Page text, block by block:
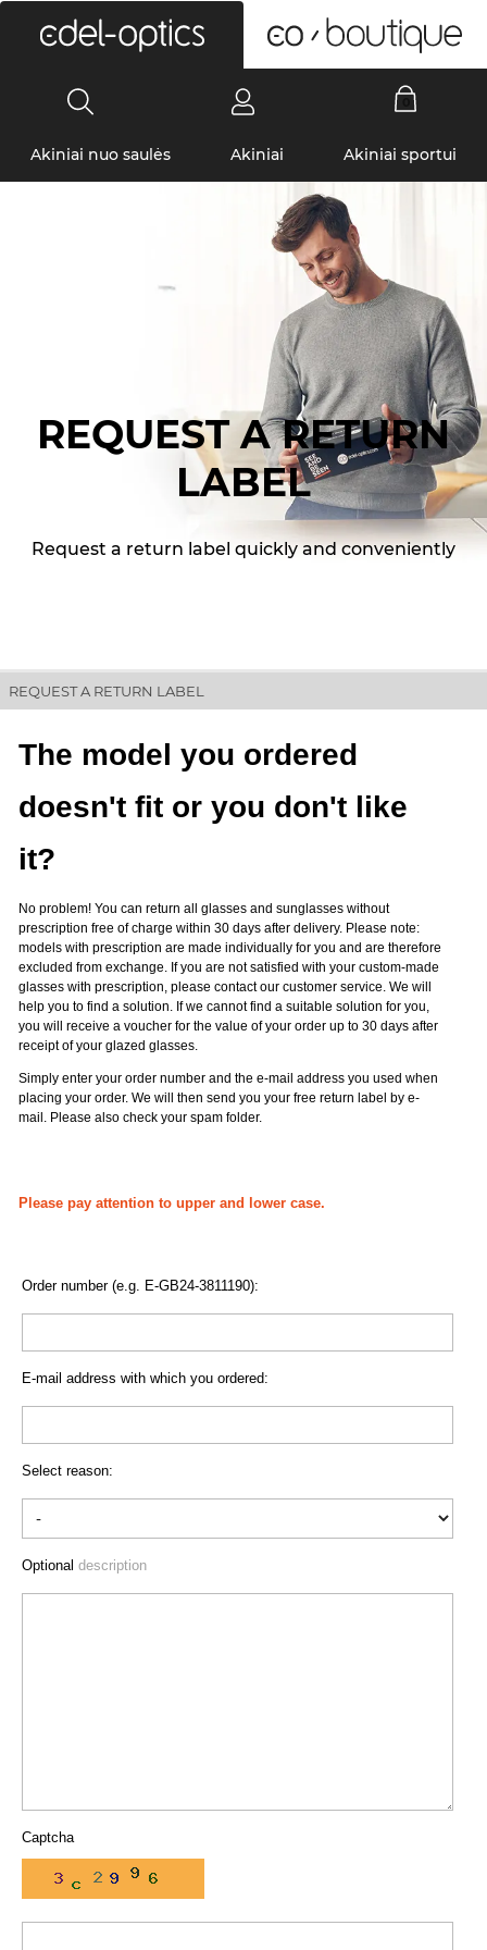
Akiniai nuo saulės Akiniai Akiniai sportui
REQUEST A RETURN
LABEL
Request a return label quickly and conveniently
REQUEST A RETURN LABEL
The model you ordered
doesn't fit or you don't like
it?
No problem! You can return all glasses and sunglasses without
prescription free of charge within 30 days after delivery. Please note:
models with prescription are made individually for you and are therefore
excluded from exchange. If you are not satisfied with your custom-made
glasses with prescription, please contact our customer service. We will
help you to find a solution. If we cannot find a suitable solution for you,
you will receive a voucher for the value of your order up to 30 days after
receipt of your glazed glasses.
Simply enter your order number and the e-mail address you used when
placing your order. We will then send you your free return label by e-
mail. Please also check your spam folder.
Please pay attention to upper and lower case.
Order number (e.g. E-GB24-3811190):
E-mail address with which you ordered:
Select reason:
Optional description
Captcha